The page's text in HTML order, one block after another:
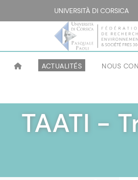
UNIVERSITÀ DI CORSICA
ACTUALITÉS NOUS
TAATI -